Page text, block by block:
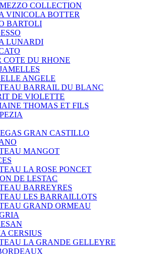
COLLECTION
VINICOLA BOTTER
BARTOLI
LUNARDI
COTE DU RHONE
ANGELE
BARRAIL DU BLANC
DE VIOLETTE
THOMAS ET FILS
GRAN CASTILLO
MANGOT
LA ROSE PONCET
DE LESTAC
BARREYRES
LES BARRAILLOTS
GRAND ORMEAU
CERSIUS
LA GRANDE GELLEYRE